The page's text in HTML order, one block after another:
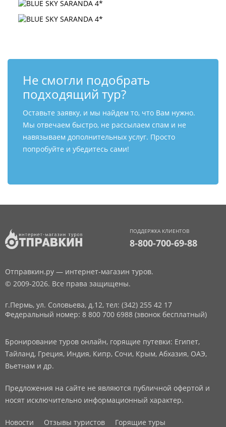
Не смогли подобрать
подходящий тур?
Оставьте заявку, и мы найдем то, что Вам нужно.
Мы отвечаем быстро, не рассылаем спам и не
навязываем дополнительных услуг. Просто
попробуйте и убедитесь сами!
ПОДДЕРЖКА КЛИЕНТОВ
8-800-700-69-88
Отправкин.ру — интернет-магазин туров.
© 2009-2026. Все права защищены.
г.Пермь, ул. Соловьева, д.12, тел: (342) 255 42 17
Федеральный номер: 8 800 700 6988 (звонок бесплатный)
Бронирование туров онлайн, горящие путевки: Египет,
Тайланд, Греция, Индия, Кипр, Сочи, Крым, Абхазия, ОАЭ,
Вьетнам и др.
Предложения на сайте не являются публичной офертой и
носят исключительно информационный характер.
Новости Отзывы туристов Горящие туры